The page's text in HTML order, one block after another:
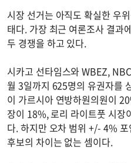
시장 선거는 아직도 확실한 우
태다. 가장 최근 여론조사 결과
두 경쟁을 하고 있다.
시카고 선타임스와 WBEZ,
월 3일까지 625명의 유권자를
이 가르시아 연방하원의원이
장이 18%, 로리 라이트풋 시장
다. 하지만 오차 범위 +/- 4%
후보의 차이는 없는 셈이다.